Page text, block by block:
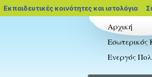
Εκπαιδευτικές κοινότητες και ιστολόγια
Αρχική
Εσωτερικός
Ενεργός